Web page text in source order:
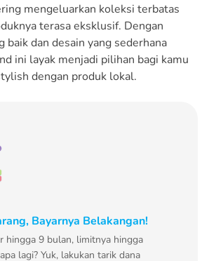
mengeluarkan koleksi terbatas
terasa eksklusif. Dengan
baik dan desain yang sederhana
ini layak menjadi pilihan bagi kamu
dengan produk lokal.
Bayarnya Belakangan!
hingga 9 bulan, limitnya hingga
lagi? Yuk, lakukan tarik dana